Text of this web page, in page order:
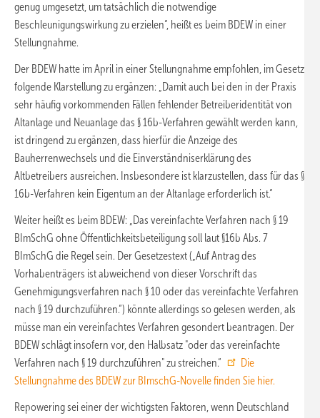
genug umgesetzt, um tatsächlich die notwendige
Beschleunigungswirkung zu erzielen“, heißt es beim BDEW in einer
Stellungnahme.
Der BDEW hatte im April in einer Stellungnahme empfohlen, im Gesetz
folgende Klarstellung zu ergänzen: „Damit auch bei den in der Praxis
sehr häufig vorkommenden Fällen fehlender Betreiberidentität von
Altanlage und Neuanlage das § 16b-Verfahren gewählt werden kann,
ist dringend zu ergänzen, dass hierfür die Anzeige des
Bauherrenwechsels und die Einverständniserklärung des
Altbetreibers ausreichen. Insbesondere ist klarzustellen, dass für das §
16b-Verfahren kein Eigentum an der Altanlage erforderlich ist.“
Weiter heißt es beim BDEW: „Das vereinfachte Verfahren nach § 19
BImSchG ohne Öffentlichkeitsbeteiligung soll laut §16b Abs. 7
BImSchG die Regel sein. Der Gesetzestext („Auf Antrag des
Vorhabenträgers ist abweichend von dieser Vorschrift das
Genehmigungsverfahren nach § 10 oder das vereinfachte Verfahren
nach § 19 durchzuführen.“) könnte allerdings so gelesen werden, als
müsse man ein vereinfachtes Verfahren gesondert beantragen. Der
BDEW schlägt insofern vor, den Halbsatz "oder das vereinfachte
Verfahren nach § 19 durchzuführen" zu streichen.“
Die
Stellungnahme des BDEW zur BImschG-Novelle finden Sie hier.
Repowering sei einer der wichtigsten Faktoren, wenn Deutschland